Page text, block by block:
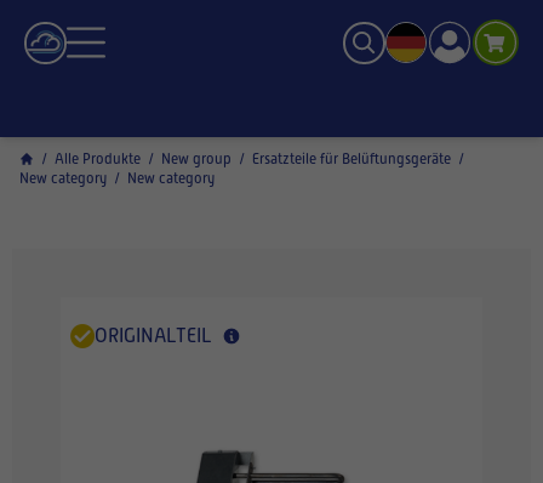
/ Alle Produkte / New group / Ersatzteile für Belüftungsgeräte /
New category / New category
ORIGINALTEIL